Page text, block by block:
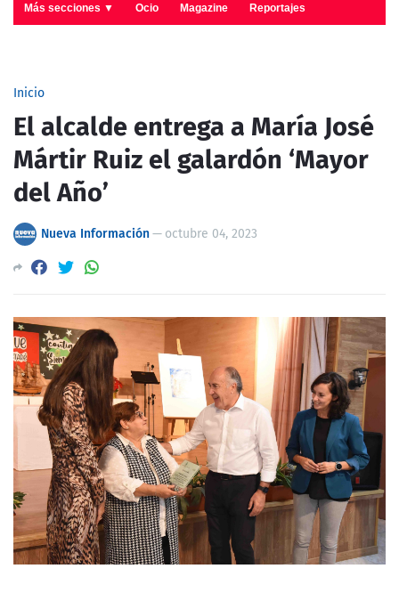
Más secciones ▼ Ocio Magazine Reportajes
Inicio
El alcalde entrega a María José
Mártir Ruiz el galardón ‘Mayor
del Año’
Nueva Información— octubre 04, 2023